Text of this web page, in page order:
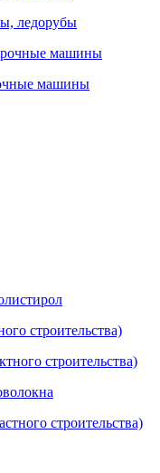
ледорубы
машины
машины
строительства)
строительства)
строительства)